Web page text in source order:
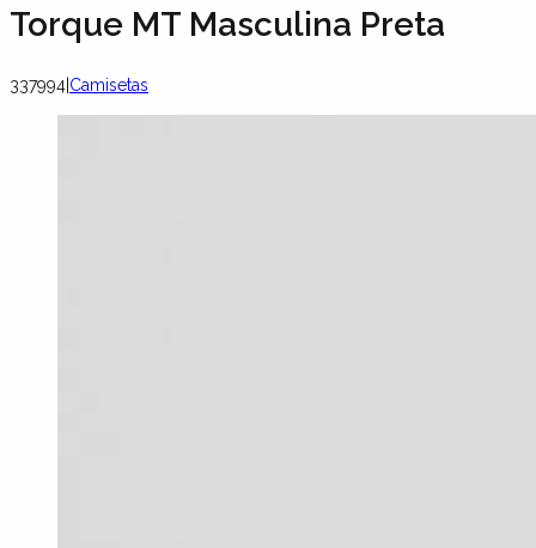
Torque MT Masculina Preta
337994 Camisetas